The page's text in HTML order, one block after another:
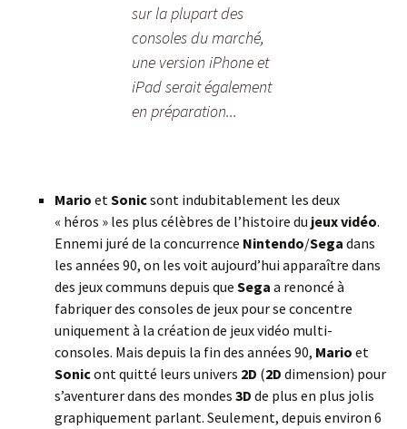
sur la plupart des
consoles du marché,
une version iPhone et
iPad serait également
en préparation...
Mario etSonicsont indubitablement les deux
« héros » les plus célèbres de l’histoire du jeux vidéo.
Ennemi juré de la concurrence Nintendo/Sega dans
les années 90, on les voit aujourd’hui apparaître dans
des jeux communs depuis que Sega a renoncé à
fabriquer des consoles de jeux pour se concentre
uniquement à la création de jeux vidéo multi-
consoles. Mais depuis la fin des années 90, Mario et
Sonicont quitté leurs univers 2D (2D dimension) pour
s’aventurer dans des mondes 3D de plus en plus jolis
graphiquement parlant. Seulement, depuis environ 6